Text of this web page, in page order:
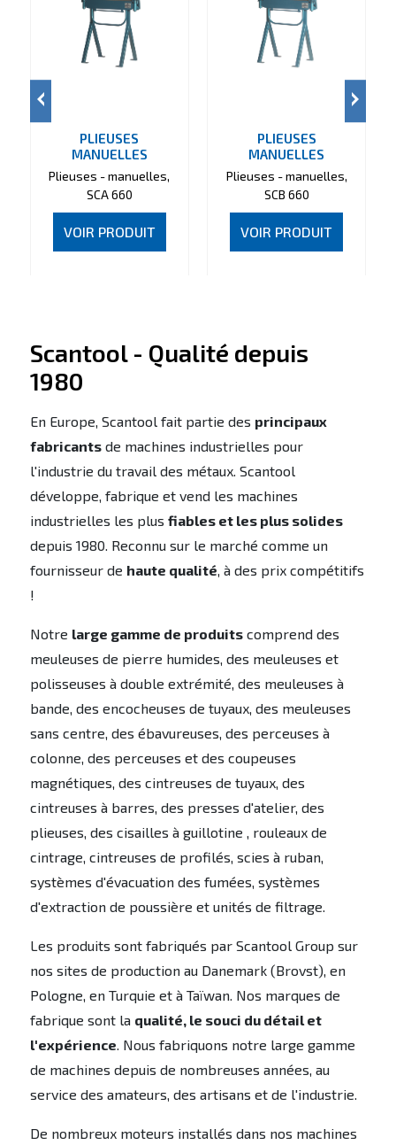
PLIEUSES
MANUELLES
Plieuses - manuelles,
SCA 660
VOIR PRODUIT
PLIEUSES
MANUELLES
Plieuses - manuelles,
SCB 660
VOIR PRODUIT
Scantool - Qualité depuis
1980
En Europe, Scantool fait partie des principaux
fabricantsde machines industrielles pour
l'industrie du travail des métaux. Scantool
développe, fabrique et vend les machines
industrielles les plus fiables et les plus solides
depuis 1980. Reconnu sur le marché comme un
fournisseur de haute qualité , à des prix compétitifs
!
Notre large gamme de produitscomprend des
meuleuses de pierre humides, des meuleuses et
polisseuses à double extrémité, des meuleuses à
bande, des encocheuses de tuyaux, des meuleuses
sans centre, des ébavureuses, des perceuses à
colonne, des perceuses et des coupeuses
magnétiques, des cintreuses de tuyaux, des
cintreuses à barres, des presses d'atelier, des
plieuses, des cisailles à guillotine , rouleaux de
cintrage, cintreuses de profilés, scies à ruban,
systèmes d'évacuation des fumées, systèmes
d'extraction de poussière et unités de filtrage.
Les produits sont fabriqués par Scantool Group sur
nos sites de production au Danemark (Brovst), en
Pologne, en Turquie et à Taïwan. Nos marques de
fabrique sont la qualité, le souci du détail et
l'expérience . Nous fabriquons notre large gamme
de machines depuis de nombreuses années, au
service des amateurs, des artisans et de l'industrie.
De nombreux moteurs installés dans nos machines